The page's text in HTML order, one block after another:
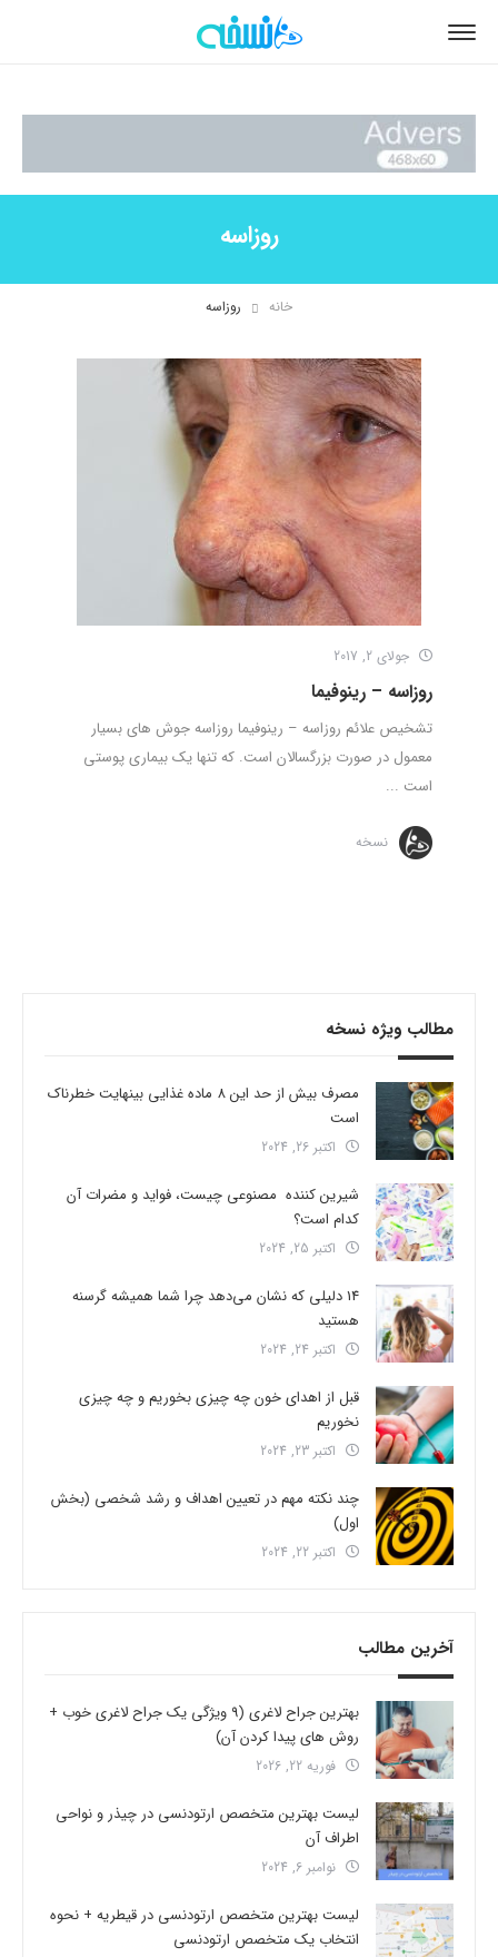
روزاسه
خانه روزاسه
جولای 2, 2017
روزاسه – رینوفیما
تشخیص علائم روزاسه – رینوفیما روزاسه جوش های بسیار
معمول در صورت بزرگسالان است. که تنها یک بیماری پوستی
است ...
نسخه
مطالب ویژه نسخه
مصرف بیش از حد این 8 ماده غذایی بینهایت خطرناک
است
اکتبر 26, 2024
شیرین کننده مصنوعی چیست، فواید و مضرات آن
کدام است؟
اکتبر 25, 2024
14 دلیلی که نشان می‌دهد چرا شما همیشه گرسنه
هستید
اکتبر 24, 2024
قبل از اهدای خون چه چیزی بخوریم و چه چیزی
نخوریم
اکتبر 23, 2024
چند نکته مهم در تعیین اهداف و رشد شخصی (بخش
اول)
اکتبر 22, 2024
آخرین مطالب
بهترین جراح لاغری (9 ویژگی یک جراح لاغری خوب +
روش های پیدا کردن آن)
فوریه 22, 2026
لیست بهترین متخصص ارتودنسی در چیذر و نواحی
اطراف آن
نوامبر 6, 2024
لیست بهترین متخصص ارتودنسی در قیطریه + نحوه
انتخاب یک متخصص ارتودنسی